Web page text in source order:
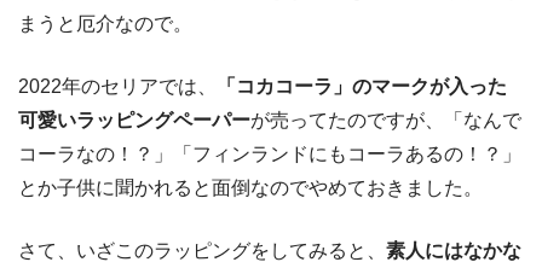
まうと厄介なので。
2022年のセリアでは、
「コカコーラ」のマークが入った
可愛いラッピングペーパーが売ってたのですが、「なんで
コーラなの！？」「フィンランドにもコーラあるの！？」
とか子供に聞かれると面倒なのでやめておきました。
さて、いざこのラッピングをしてみると、 素人にはなかな